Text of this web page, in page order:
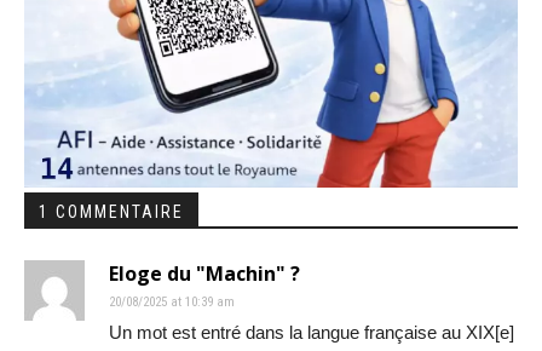
1 COMMENTAIRE
Eloge du "Machin" ?
20/08/2025 at 10:39 am
Un mot est entré dans la langue française au XIX[e]